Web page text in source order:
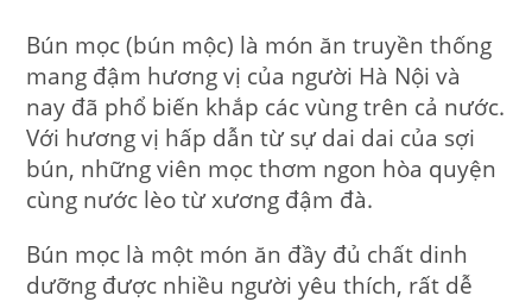
Bún mọc (bún mộc) là món ăn truyền thống
mang đậm hương vị của người Hà Nội và
nay đã phổ biến khắp các vùng trên cả nước.
Với hương vị hấp dẫn từ sự dai dai của sợi
bún, những viên mọc thơm ngon hòa quyện
cùng nước lèo từ xương đậm đà.
Bún mọc là một món ăn đầy đủ chất dinh
dưỡng được nhiều người yêu thích, rất dễ